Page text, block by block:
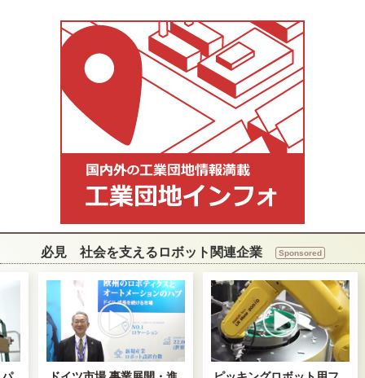
必見 社会を支えるロボット関連企業 Sponsored